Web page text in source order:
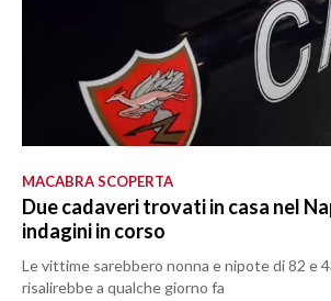
MACABRA SCOPERTA
Due cadaveri trovati in casa nel
indagini in corso
Le vittime sarebbero nonna e nipote di 82 e
risalirebbe a qualche giorno fa